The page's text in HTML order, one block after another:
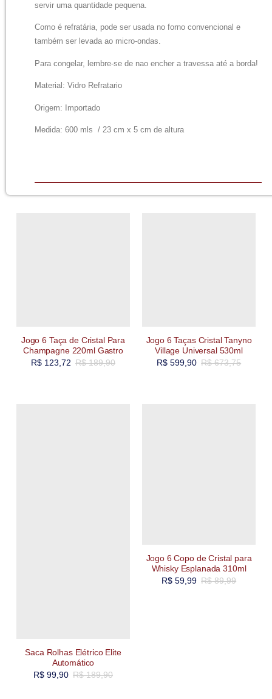
servir uma quantidade pequena.
Como é refratária, pode ser usada no forno convencional e
também ser levada ao micro-ondas.
Para congelar, lembre-se de nao encher a travessa até a borda!
Material: Vidro Refratario
Origem: Importado
Medida: 600 mls / 23 cm x 5 cm de altura
Jogo 6 Taça de Cristal Para
Champagne 220ml Gastro
R$189,90
R$123,72
Jogo 6 Taças Cristal Tanyno
Village Universal 530ml
R$673,75
R$599,90
Saca Rolhas Elétrico Elite
Automático
R$189,90
R$99,90
Jogo 6 Copo de Cristal para
Whisky Esplanada 310ml
R$89,99
R$59,99